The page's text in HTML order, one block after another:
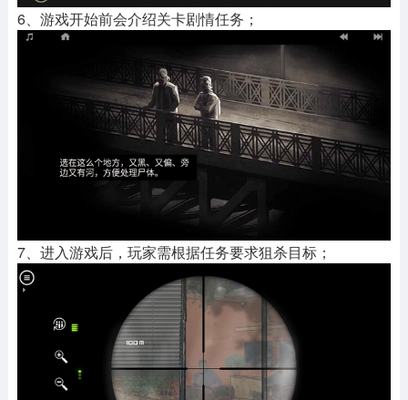
6、游戏开始前会介绍关卡剧情任务；
7、进入游戏后，玩家需根据任务要求狙杀目标；